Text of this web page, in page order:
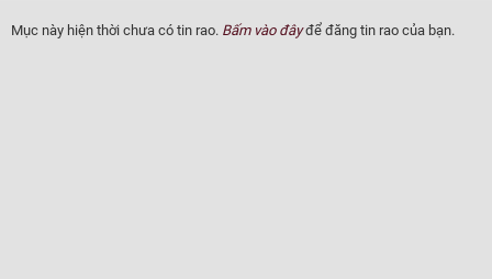
Mục này hiện thời chưa có tin rao. Bấm vào đâyđể đăng tin rao của bạn.